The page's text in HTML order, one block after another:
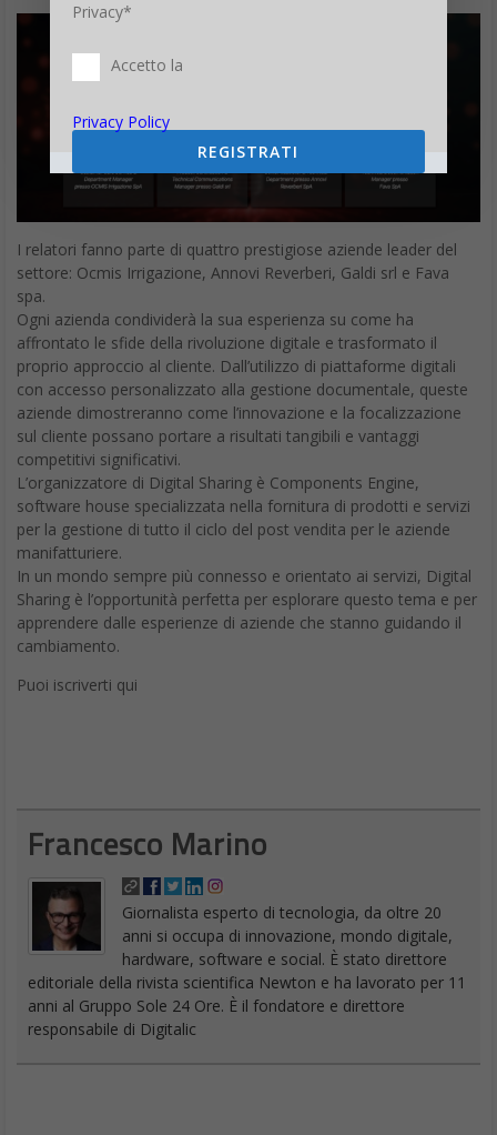
I relatori fanno parte di quattro prestigiose aziende leader del
settore: Ocmis Irrigazione, Annovi Reverberi, Galdi srl e Fava
spa.
Ogni azienda condividerà la sua esperienza su come ha
affrontato le sfide della rivoluzione digitale e trasformato il
proprio approccio al cliente. Dall’utilizzo di piattaforme digitali
con accesso personalizzato alla gestione documentale, queste
aziende dimostreranno come l’innovazione e la focalizzazione
sul cliente possano portare a risultati tangibili e vantaggi
competitivi significativi.
L’organizzatore di Digital Sharing è Components Engine,
software house specializzata nella fornitura di prodotti e servizi
per la gestione di tutto il ciclo del post vendita per le aziende
manifatturiere.
In un mondo sempre più connesso e orientato ai servizi, Digital
Sharing è l’opportunità perfetta per esplorare questo tema e per
apprendere dalle esperienze di aziende che stanno guidando il
cambiamento.
Puoi iscriverti qui
Francesco Marino
Giornalista esperto di tecnologia, da oltre 20
anni si occupa di innovazione, mondo digitale,
hardware, software e social. È stato direttore
editoriale della rivista scientifica Newton e ha lavorato per 11
anni al Gruppo Sole 24 Ore. È il fondatore e direttore
responsabile di Digitalic
Privacy*
Accetto la
Privacy Policy
REGISTRATI